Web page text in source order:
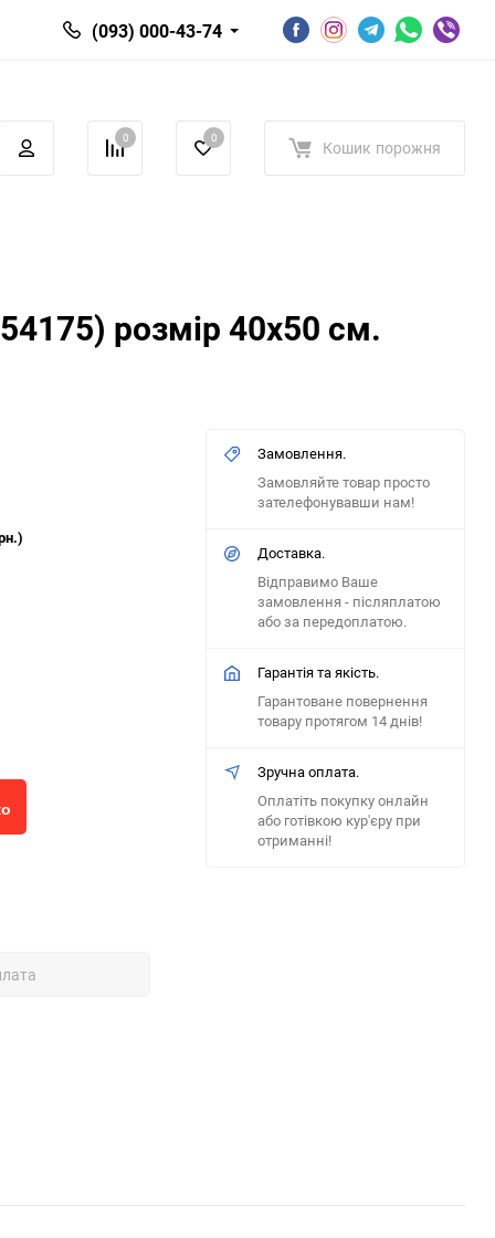
(093) 000-43-74
0 0 Кошик порожня
розмір 40x50 см.
Замовлення.
Замовляйте товар просто
зателефонувавши нам!
Доставка.
Відправимо Ваше
замовлення - післяплатою
або за передоплатою.
Гарантія та якість.
Гарантоване повернення
товару протягом 14 днів!
Зручна оплата.
Оплатіть покупку онлайн
або готівкою кур'єру при
отриманні!